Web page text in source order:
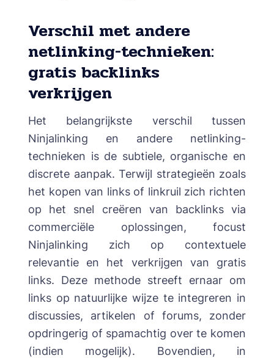
Verschil met andere
netlinking-technieken:
gratis backlinks
verkrijgen
Het belangrijkste verschil tussen
Ninjalinking en andere netlinking-
technieken is de subtiele, organische en
discrete aanpak. Terwijl strategieën zoals
het kopen van links of linkruil zich richten
op het snel creëren van backlinks via
commerciële oplossingen, focust
Ninjalinking zich op contextuele
relevantie en het verkrijgen van gratis
links. Deze methode streeft ernaar om
links op natuurlijke wijze te integreren in
discussies, artikelen of forums, zonder
opdringerig of spamachtig over te komen
(indien mogelijk). Bovendien, in